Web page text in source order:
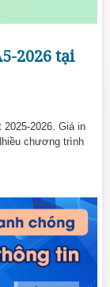
2026 tại
2025-2026. Giá in
chương trình